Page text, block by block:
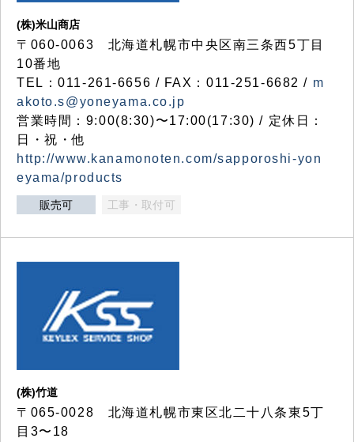
(株)米山商店
〒060-0063 北海道札幌市中央区南三条西5丁目
10番地
TEL：011-261-6656 / FAX：011-251-6682 / m
akoto.s@yoneyama.co.jp
営業時間：9:00(8:30)〜17:00(17:30) / 定休日：
日・祝・他
http://www.kanamonoten.com/sapporoshi-yon
eyama/products
販売可 工事・取付可
(株)竹道
〒065-0028 北海道札幌市東区北二十八条東5丁
目3〜18